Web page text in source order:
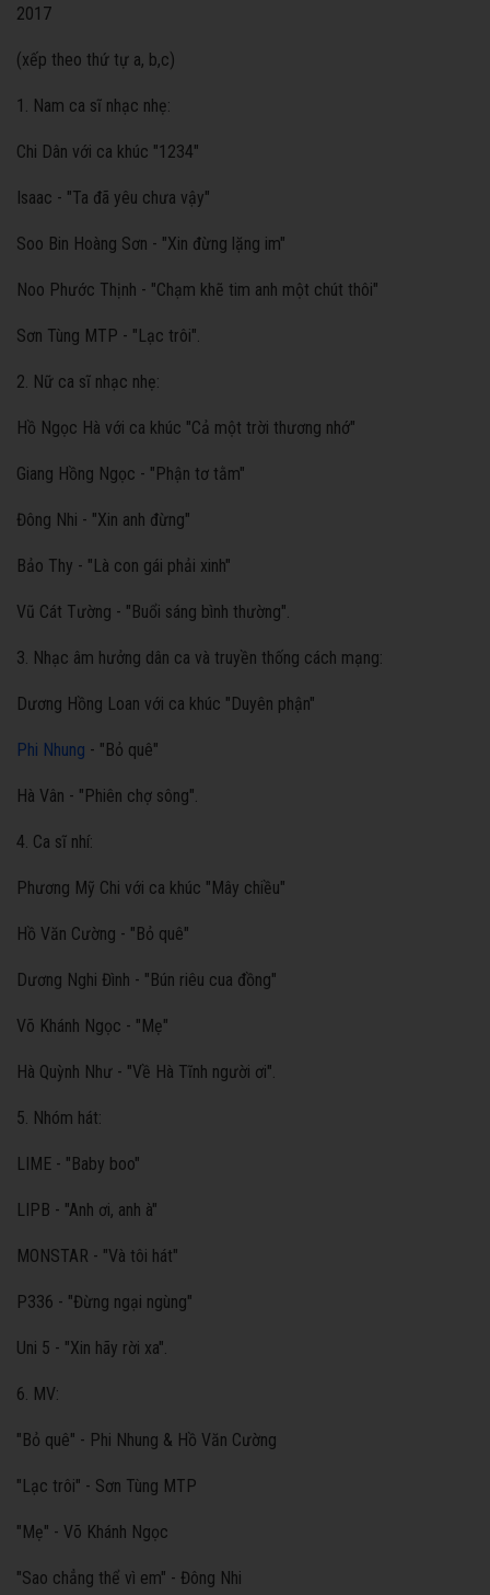
2017
(xếp theo thứ tự a, b,c)
1. Nam ca sĩ nhạc nhẹ:
Chi Dân với ca khúc "1234"
Isaac - "Ta đã yêu chưa vậy"
Soo Bin Hoàng Sơn - "Xin đừng lặng im"
Noo Phước Thịnh - "Chạm khẽ tim anh một chút thôi"
Sơn Tùng MTP - "Lạc trôi".
2. Nữ ca sĩ nhạc nhẹ:
Hồ Ngọc Hà với ca khúc "Cả một trời thương nhớ"
Giang Hồng Ngọc - "Phận tơ tằm"
Đông Nhi - "Xin anh đừng"
Bảo Thy - "Là con gái phải xinh"
Vũ Cát Tường - "Buổi sáng bình thường".
3. Nhạc âm hưởng dân ca và truyền thống cách mạng:
Dương Hồng Loan với ca khúc "Duyên phận"
Phi Nhung - "Bỏ quê"
Hà Vân - "Phiên chợ sông".
4. Ca sĩ nhí:
Phương Mỹ Chi với ca khúc "Mây chiều"
Hồ Văn Cường - "Bỏ quê"
Dương Nghi Đình - "Bún riêu cua đồng"
Võ Khánh Ngọc - "Mẹ"
Hà Quỳnh Như - "Về Hà Tĩnh người ơi".
5. Nhóm hát:
LIME - "Baby boo"
LIPB - "Anh ơi, anh à"
MONSTAR - "Và tôi hát"
P336 - "Đừng ngại ngùng"
Uni 5 - "Xin hãy rời xa".
6. MV:
"Bỏ quê" - Phi Nhung & Hồ Văn Cường
"Lạc trôi" - Sơn Tùng MTP
"Mẹ" - Võ Khánh Ngọc
"Sao chẳng thể vì em" - Đông Nhi